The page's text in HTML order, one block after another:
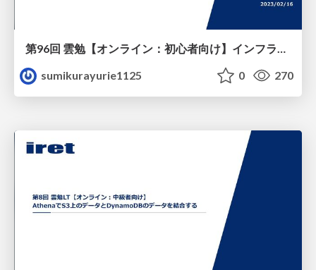
第96回 雲勉【オンライン：初心者向け】インフラエンジニアのKubernetes入門
sumikurayurie1125
0 270